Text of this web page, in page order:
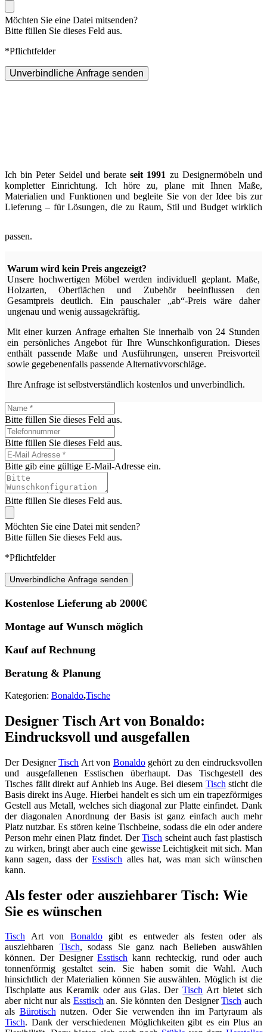
Möchten Sie eine Datei mitsenden?
Bitte füllen Sie dieses Feld aus.
*Pflichtfelder
Unverbindliche Anfrage senden
Ich bin Peter Seidel und berateseit 1991 zu Designermöbeln und
kompletter Einrichtung. Ich höre zu, plane mit Ihnen Maße,
Materialien und Funktionen und begleite Sie von der Idee bis zur
Lieferung – für Lösungen, die zu Raum, Stil und Budget wirklich
passen.
Warum wird kein Preis angezeigt?
Unsere hochwertigen Möbel werden individuell geplant. Maße,
Holzarten, Oberflächen und Zubehör beeinflussen den
Gesamtpreis deutlich. Ein pauschaler „ab“-Preis wäre daher
ungenau und wenig aussagekräftig.
Mit einer kurzen Anfrage erhalten Sie innerhalb von 24 Stunden
ein persönliches Angebot für Ihre Wunschkonfiguration. Dieses
enthält passende Maße und Ausführungen, unseren Preisvorteil
sowie gegebenenfalls passende Alternativvorschläge.
Ihre Anfrage ist selbstverständlich kostenlos und unverbindlich.
Bitte füllen Sie dieses Feld aus.
Bitte füllen Sie dieses Feld aus.
Bitte gib eine gültige E-Mail-Adresse ein.
Bitte füllen Sie dieses Feld aus.
Möchten Sie eine Datei mit senden?
Bitte füllen Sie dieses Feld aus.
*Pflichtfelder
Unverbindliche Anfrage senden
Kostenlose Lieferung ab 2000€
Montage auf Wunsch möglich
Kauf auf Rechnung
Beratung & Planung
Kategorien: Bonaldo,Tische
Designer Tisch Art von Bonaldo:
Eindrucksvoll und ausgefallen
Der DesignerTisch Art von Bonaldogehört zu den eindrucksvollen
und ausgefallenen Esstischen überhaupt. Das Tischgestell des
Tisches fällt direkt auf Anhieb ins Auge. Bei diesem Tisch sticht die
Basis direkt ins Auge. Hierbei handelt es sich um ein trapezförmiges
Gestell aus Metall, welches sich diagonal zur Platte einfindet. Dank
der diagonalen Anordnung der Basis ist ganz einfach auch mehr
Platz nutzbar. Es stören keine Tischbeine, sodass die ein oder andere
Person mehr einen Platz findet. DerTisch scheint auch fast plastisch
zu wirken, bringt aber auch eine gewisse Leichtigkeit mit sich. Man
kann sagen, dass derEsstisch alles hat, was man sich wünschen
kann.
Als fester oder ausziehbarer Tisch: Wie
Sie es wünschen
Tisch Art von Bonaldogibt es entweder als festen oder als
ausziehbaren Tisch, sodass Sie ganz nach Belieben auswählen
können. Der DesignerEsstisch kann rechteckig, rund oder auch
tonnenförmig gestaltet sein. Sie haben somit die Wahl. Auch
hinsichtlich der Materialien können Sie auswählen. Möglich ist die
Tischplatte aus Keramik oder aus Glas. DerTisch Art bietet sich
aber nicht nur als Esstischan. Sie könnten den DesignerTisch auch
als Bürotischnutzen. Oder Sie verwenden ihn im Partyraum als
Tisch. Dank der verschiedenen Möglichkeiten gibt es ein Plus an